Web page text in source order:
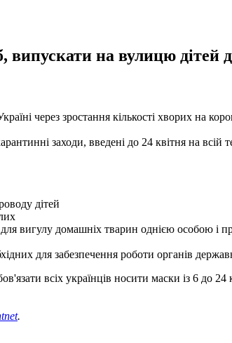
на вулицю дітей
через зростання кількості хворих на
заходи, введені до 24 квітня на всій
дітей
вигулу домашніх тварин однією особою і
для забезпечення роботи органів
всіх українців носити маски із 6 до
.